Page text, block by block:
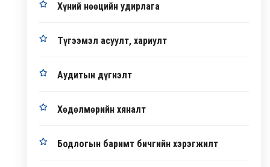
Хүний нөөцийн удирлага
Түгээмэл асуулт, хариулт
Аудитын дүгнэлт
Хөдөлмөрийн хяналт
Бодлогын баримт бичгийн хэрэгжилт